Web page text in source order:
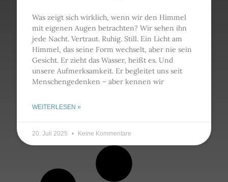
Was zeigt sich wirklich, wenn wir den Himmel
mit eigenen Augen betrachten? Wir sehen ihn
jede Nacht. Vertraut. Ruhig. Still. Ein Licht am
Himmel, das seine Form wechselt, aber nie sein
Gesicht. Er zieht das Wasser, heißt es. Und
unsere Aufmerksamkeit. Er begleitet uns seit
Menschengedenken – aber kennen wir
WEITERLESEN »
20. Juli 2025 Keine Kommentare